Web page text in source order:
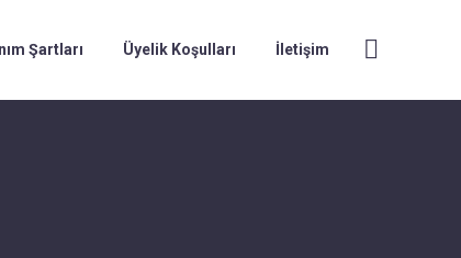
Şartları Üyelik Koşulları İletişim